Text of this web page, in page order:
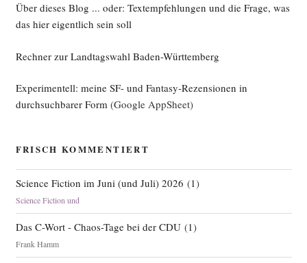
Über dieses Blog ... oder: Textempfehlungen und die Frage, was
das hier eigentlich sein soll
Rechner zur Landtagswahl Baden-Württemberg
Experimentell: meine SF- und Fantasy-Rezensionen in
durchsuchbarer Form(Google AppSheet)
FRISCH KOMMENTIERT
Science Fiction im Juni (und Juli) 2026 (1)
Science Fiction und
Das C-Wort - Chaos-Tage bei der CDU(1)
Frank Hamm